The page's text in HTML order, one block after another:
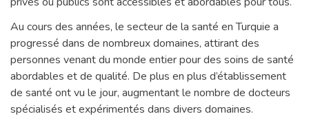
Au cours des années, le secteur de la santé en Turquie a
progressé dans de nombreux domaines, attirant des
personnes venant du monde entier pour des soins de santé
abordables et de qualité. De plus en plus d’établissement
de santé ont vu le jour, augmentant le nombre de docteurs
spécialisés et expérimentés dans divers domaines.